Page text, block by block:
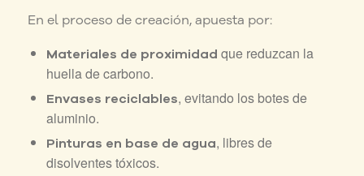
En el proceso de creación, apuesta por:
Materiales de proximidad que reduzcan la
huella de carbono.
Envases reciclables, evitando los botes de
aluminio.
Pinturas en base de agua, libres de
disolventes tóxicos.